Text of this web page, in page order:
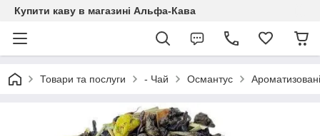
Купити каву в магазині Альфа-Кава
Товари та послуги - Чай Османтус